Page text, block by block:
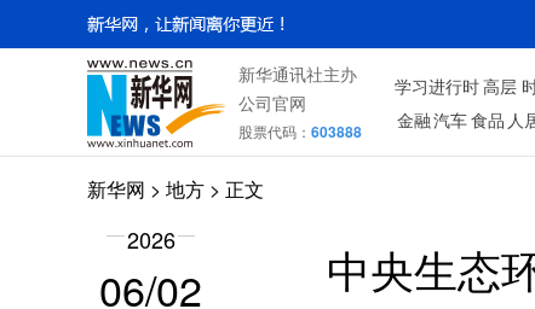
新华通讯社主办
公司官网
股票代码： 603888
学习进行时 高层
金融 汽车 食品 人
新华网 > 地方 > 正文
2026
06/02 中央生态